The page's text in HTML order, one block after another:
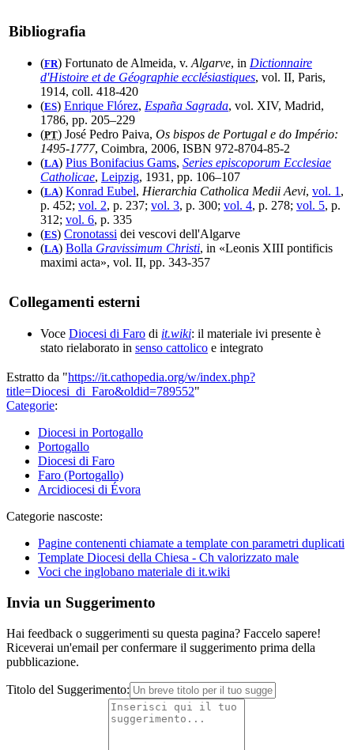
Bibliografia
(FR) Fortunato de Almeida, v. Algarve, in Dictionnaire
d'Histoire et de Géographie ecclésiastiques, vol. II, Paris,
1914, coll. 418-420
(ES) Enrique Flórez, España Sagrada, vol. XIV, Madrid,
1786, pp. 205–229
(PT) José Pedro Paiva, Os bispos de Portugal e do Império:
1495-1777, Coimbra, 2006, ISBN 972-8704-85-2
(LA) Pius Bonifacius Gams, Series episcoporum Ecclesiae
Catholicae, Leipzig, 1931, pp. 106–107
(LA) Konrad Eubel, Hierarchia Catholica Medii Aevi, vol. 1 ,
p. 452; vol. 2, p. 237; vol. 3, p. 300; vol. 4, p. 278; vol. 5, p.
312; vol. 6, p. 335
(ES) Cronotassi dei vescovi dell'Algarve
(LA) Bolla Gravissimum Christi, in «Leonis XIII pontificis
maximi acta», vol. II, pp. 343-357
Collegamenti esterni
Voce Diocesi di Faro di it.wiki: il materiale ivi presente è
stato rielaborato in senso cattolico e integrato
Estratto da "https://it.cathopedia.org/w/index.php?
title=Diocesi_di_Faro&oldid=789552"
Categorie:
Diocesi in Portogallo
Portogallo
Diocesi di Faro
Faro (Portogallo)
Arcidiocesi di Évora
Categorie nascoste:
Pagine contenenti chiamate a template con parametri duplicati
Template Diocesi della Chiesa - Ch valorizzato male
Voci che inglobano materiale di it.wiki
Invia un Suggerimento
Hai feedback o suggerimenti su questa pagina? Faccelo sapere!
Riceverai un'email per confermare il suggerimento prima della
pubblicazione.
Titolo del Suggerimento: